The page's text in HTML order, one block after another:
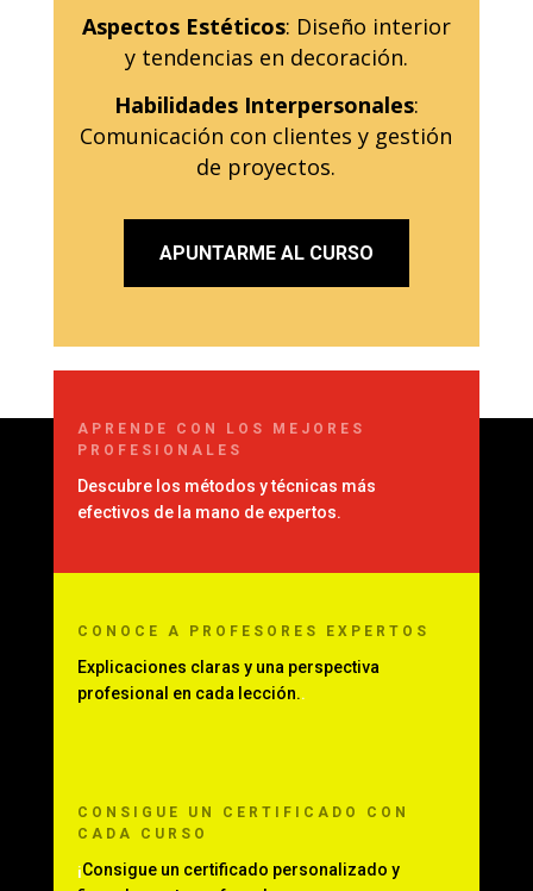
Aspectos Estéticos: Diseño interior
y tendencias en decoración.
Habilidades Interpersonales:
Comunicación con clientes y gestión
de proyectos.
APUNTARME AL CURSO
APRENDE CON LOS MEJORES
PROFESIONALES
Descubre los métodos y técnicas más
efectivos de la mano de expertos.
CONOCE A PROFESORES EXPERTOS
Explicaciones claras y una perspectiva
profesional en cada lección..
CONSIGUE UN CERTIFICADO CON
CADA CURSO
¡Consigue un certificado personalizado y